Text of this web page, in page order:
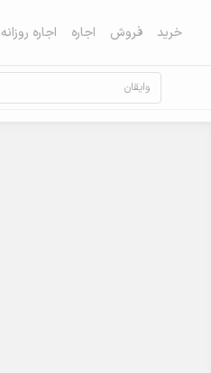
خرید فروش اجاره اجاره روزانه